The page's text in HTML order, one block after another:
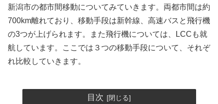
新潟市の都市間移動についてみていきます。両都市間は約
700km離れており、移動手段は新幹線、高速バスと飛行機
の3つが上げられます。また飛行機については、LCCも就
航しています。ここでは３つの移動手段について、それぞ
れ比較していきます。
目次